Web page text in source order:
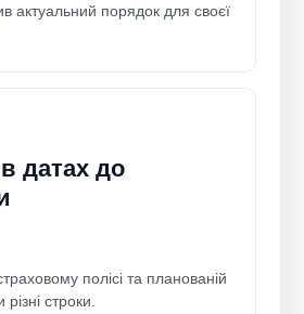
актуальний порядок для своєї
датах до
полісі та планованій
строки.